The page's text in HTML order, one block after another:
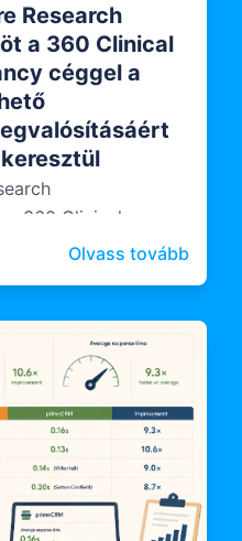
Research
a 360 Clinical
céggel a
a 360 Clinical
amely
dokumentálásába
Olvass tovább: A